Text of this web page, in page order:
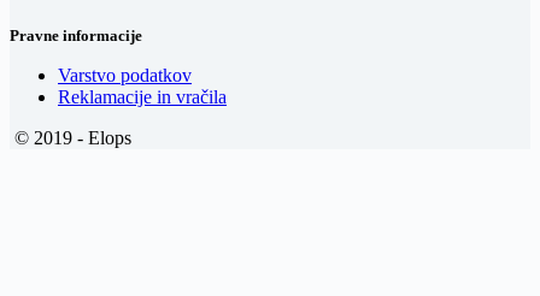
Pravne informacije
Varstvo podatkov
Reklamacije in vračila
© 2019 - Elops